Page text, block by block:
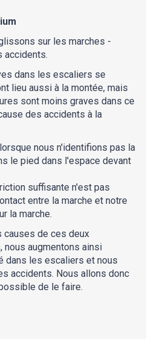
sur les marches -
accidents.
dans les escaliers se
lieu aussi à la montée, mais
sont moins graves dans ce
des accidents à la
lorsque nous n'identifions pas la
le pied dans l'espace devant
suffisante n'est pas
entre la marche et notre
la marche.
causes de ces deux
nous augmentons ainsi
dans les escaliers et nous
accidents. Nous allons donc
de le faire.